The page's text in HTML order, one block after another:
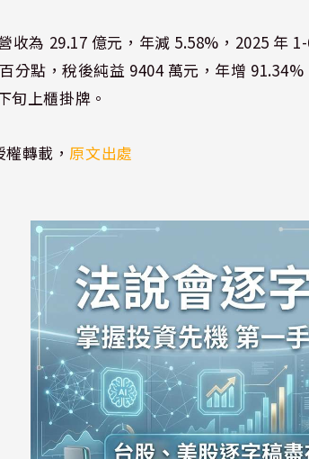
收為 29.17 億元，年減 5.58%，2025 年
分點，稅後純益 9404 萬元，年增
旬上櫃掛牌。
轉載，原文出處